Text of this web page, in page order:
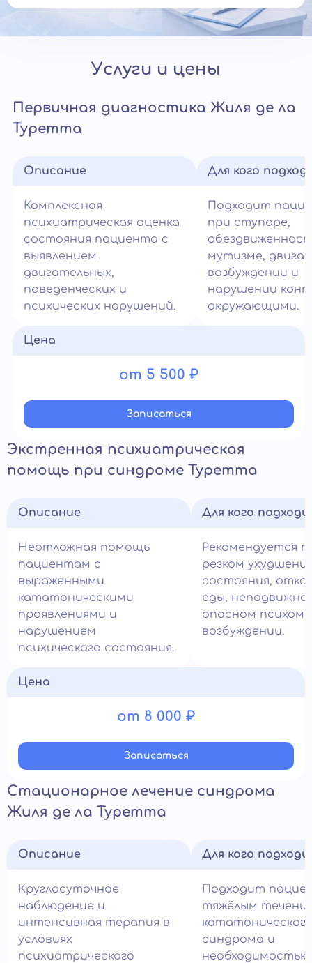
Услуги и цены
Первичная диагностика Жиля де ла
Туретта
Описание
Комплексная
психиатрическая оценка
состояния пациента с
выявлением
двигательных,
поведенческих и
психических нарушений.
Для кого
Подходит
при ступоре,
мутизме,
возбуждении и
нарушении
окружающими.
Цена
от 5 500 ₽
Записатьcя
Экстренная психиатрическая
помощь при синдроме Туретта
Описание
Неотложная помощь
пациентам с
выраженными
кататоническими
проявлениями и
нарушением
психического состояния.
Для кого
Рекомендуется
резком
состояния,
еды,
опасном
возбуждении.
Цена
от 8 000 ₽
Записатьcя
Стационарное лечение синдрома
Жиля де ла Туретта
Описание
Круглосуточное
наблюдение и
интенсивная терапия в
условиях
психиатрического
Для кого
Подходит
тяжёлым
синдрома и
необходимостью